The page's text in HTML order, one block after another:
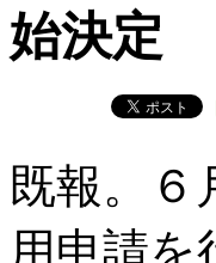
始決定
既報。６
用申請を